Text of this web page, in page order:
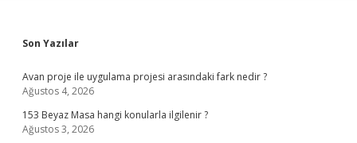
Sidebar
Son Yazılar
Avan proje ile uygulama projesi arasındaki fark nedir ?
Ağustos 4, 2026
153 Beyaz Masa hangi konularla ilgilenir ?
Ağustos 3, 2026